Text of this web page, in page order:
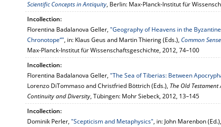
Scientific Concepts in Antiquity, Berlin: Max-Planck-Institut für
Incollection:
Florentina Badalanova Geller, "Geography of Heavens in the
Chronotope“", in: Klaus Geus and Martin Thiering (Eds.), Common
Max-Planck-Institut für Wissenschaftsgeschichte, 2012, 74–100
Incollection:
Florentina Badalanova Geller, "The Sea of Tiberias: Between
Lorenzo DiTommaso and Christfried Böttrich (Eds.), The Old
Continuity and Diversity, Tübingen: Mohr Siebeck, 2012, 13–145
Incollection:
Dominik Perler, "Scepticism and Metaphysics", in: John Marenbon